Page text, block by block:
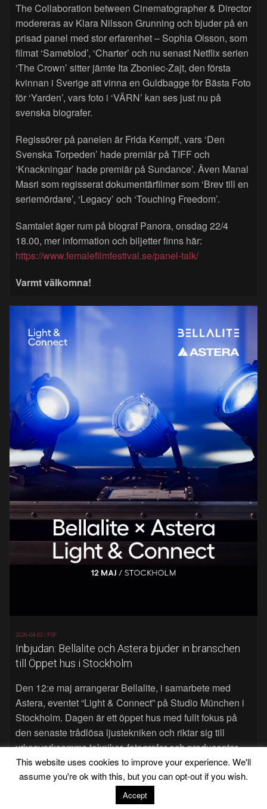
The Collaboration between Cinematographer & Director
modereras av Klara Nilsson Grunning och bjuder på en
prisad panel med stor erfarenhet – Sophia Olsson, som
filmat ‘Sameblod’, ‘Charter’ och nu senast Netflix serien
‘The Crown’ sitter jämte Ita Zboniec-Zajt, den första
kvinnan i Sverige att vinna en Guldbagge för Bästa Foto
för ‘Yarden’, vars foto i ‘VÄRN’ kan ses just nu på
svenska biografer.
Regissörer på panelen är Frida Kempff, vars ‘Den
Svenska Torpeden’ hade premiär på TIFF och
‘Knackningar’ hade premiär på Sundance’. Även Manal
Masri som regisserat dokumentärfilmer som ‘Brev till en
seriemördare’, ‘Legacy’ och ‘Touching Freedom’.
Samtalet äger rum på biograf Panora, onsdag 22/4
18.00, mer information och biljetter finns här:
https://www.femalefilmfestival.se/panel-talk/
Varmt välkomna!
2026-04-02 | FSF
Inbjudan: Bellalite och Astera bjuder in branschen
till Öppet hus i Stockholm
Den 12:e maj arrangerar Bellalite, i samarbete med
Astera, eventet “Light & Connect” på Studio München i
Stockholm. Dagen är ett öppet hus med fullt fokus på
den senaste trådlösa ljustekniken och riktar sig till
yrkesverksamma tekniker, fotografer och producenter.
Läs mer…
This website uses cookies to improve your experience. We'll
assume you're ok with this, but you can opt-out if you wish.
Accept